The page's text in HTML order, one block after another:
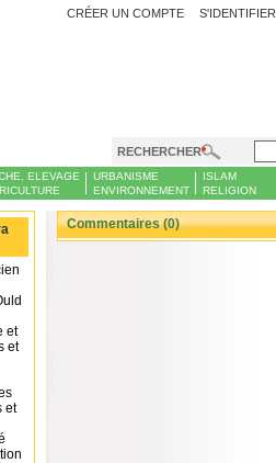
CRÉER UN COMPTE S'IDENTIFIER
RECHERCHER
ELEVAGE
URBANISME
ENVIRONNEMENT
ISLAM
RELIGION
et
et
et
Commentaires (0)